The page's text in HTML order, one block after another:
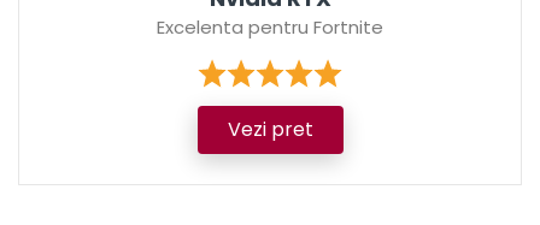
Excelenta pentru Fortnite
Vezi pret